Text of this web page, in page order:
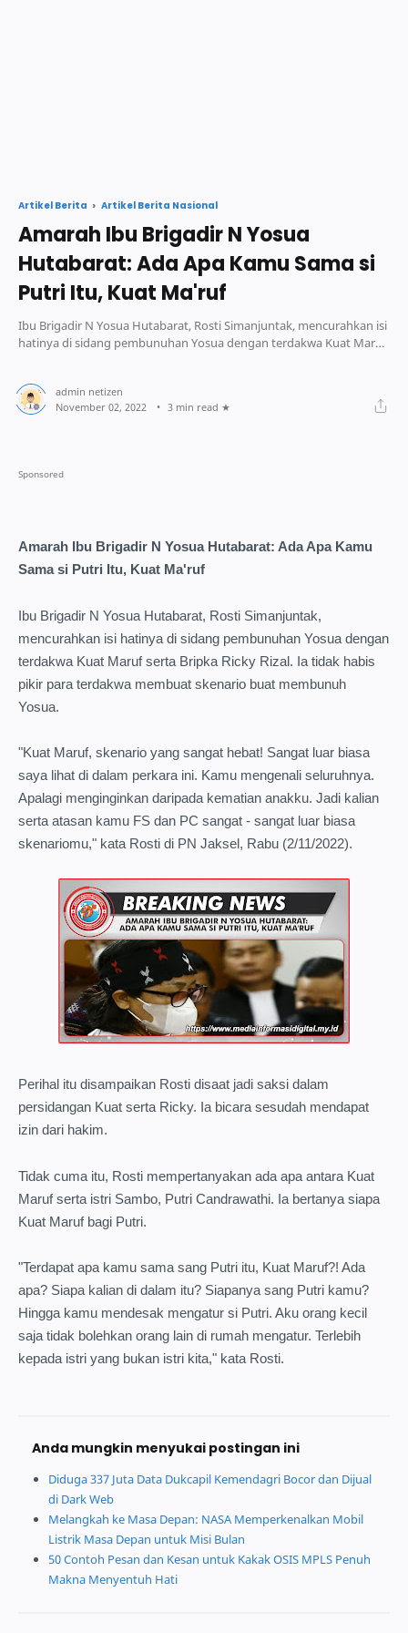
Artikel Berita Artikel Berita Nasional
Amarah Ibu Brigadir N Yosua
Hutabarat: Ada Apa Kamu Sama si
Putri Itu, Kuat Ma'ruf
Ibu Brigadir N Yosua Hutabarat, Rosti Simanjuntak, mencurahkan isi
hatinya di sidang pembunuhan Yosua dengan terdakwa Kuat Maruf
3 min read
Amarah Ibu Brigadir N Yosua Hutabarat: Ada Apa Kamu
Sama si Putri Itu, Kuat Ma'ruf
Ibu Brigadir N Yosua Hutabarat, Rosti Simanjuntak,
mencurahkan isi hatinya di sidang pembunuhan Yosua dengan
terdakwa Kuat Maruf serta Bripka Ricky Rizal. Ia tidak habis
pikir para terdakwa membuat skenario buat membunuh
Yosua.
"Kuat Maruf, skenario yang sangat hebat! Sangat luar biasa
saya lihat di dalam perkara ini. Kamu mengenali seluruhnya.
Apalagi menginginkan daripada kematian anakku. Jadi kalian
serta atasan kamu FS dan PC sangat - sangat luar biasa
skenariomu," kata Rosti di PN Jaksel, Rabu (2/11/2022).
Perihal itu disampaikan Rosti disaat jadi saksi dalam
persidangan Kuat serta Ricky. Ia bicara sesudah mendapat
izin dari hakim.
Tidak cuma itu, Rosti mempertanyakan ada apa antara Kuat
Maruf serta istri Sambo, Putri Candrawathi. Ia bertanya siapa
Kuat Maruf bagi Putri.
"Terdapat apa kamu sama sang Putri itu, Kuat Maruf?! Ada
apa? Siapa kalian di dalam itu? Siapanya sang Putri kamu?
Hingga kamu mendesak mengatur si Putri. Aku orang kecil
saja tidak bolehkan orang lain di rumah mengatur. Terlebih
kepada istri yang bukan istri kita," kata Rosti.
Anda mungkin menyukai postingan ini
Diduga 337 Juta Data Dukcapil Kemendagri Bocor dan Dijual
di Dark Web
Melangkah ke Masa Depan: NASA Memperkenalkan Mobil
Listrik Masa Depan untuk Misi Bulan
50 Contoh Pesan dan Kesan untuk Kakak OSIS MPLS Penuh
Makna Menyentuh Hati